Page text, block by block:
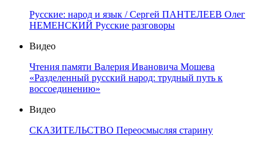
Русские: народ и язык / Сергей ПАНТЕЛЕЕВ Олег
НЕМЕНСКИЙ Русские разговоры
Видео
Чтения памяти Валерия Ивановича Мошева
«Разделенный русский народ: трудный путь к
воссоединению»
Видео
СКАЗИТЕЛЬСТВО Переосмысляя старину